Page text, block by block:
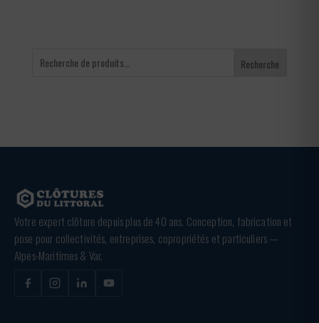
Recherche
Votre expert clôture depuis plus de 40 ans. Conception, fabrication et
pose pour collectivités, entreprises, copropriétés et particuliers —
Alpes-Maritimes & Var.